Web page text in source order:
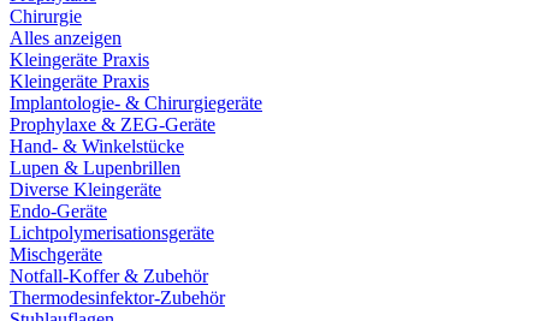
Chirurgie
Alles anzeigen
Kleingeräte Praxis
Kleingeräte Praxis
Implantologie- & Chirurgiegeräte
Prophylaxe & ZEG-Geräte
Hand- & Winkelstücke
Lupen & Lupenbrillen
Diverse Kleingeräte
Endo-Geräte
Lichtpolymerisationsgeräte
Mischgeräte
Notfall-Koffer & Zubehör
Thermodesinfektor-Zubehör